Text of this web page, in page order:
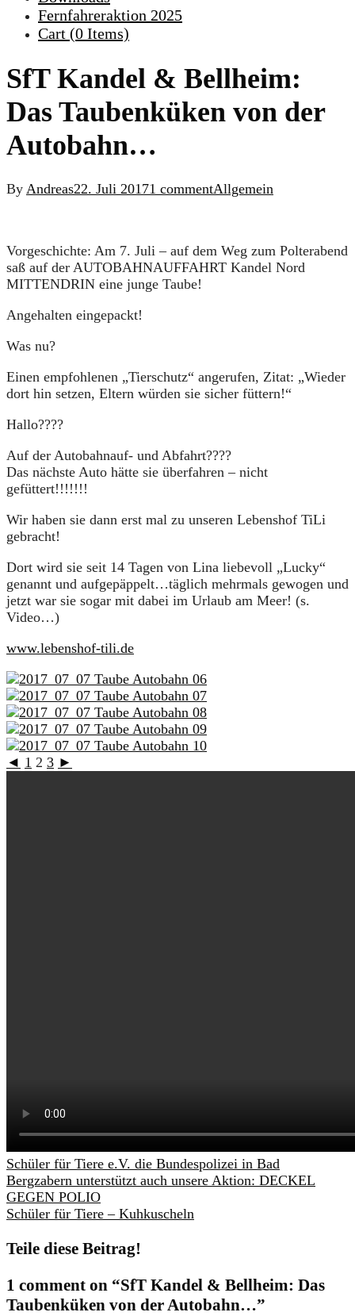
Fernfahreraktion 2025
Cart (0 Items)
SfT Kandel & Bellheim:
Das Taubenküken von der
Autobahn…
By Andreas22. Juli 20171 commentAllgemein
Vorgeschichte: Am 7. Juli – auf dem Weg zum Polterabend
saß auf der AUTOBAHNAUFFAHRT Kandel Nord
MITTENDRIN eine junge Taube!
Angehalten eingepackt!
Was nu?
Einen empfohlenen „Tierschutz“ angerufen, Zitat: „Wieder
dort hin setzen, Eltern würden sie sicher füttern!“
Hallo????
Auf der Autobahnauf- und Abfahrt????
Das nächste Auto hätte sie überfahren – nicht
gefüttert!!!!!!!
Wir haben sie dann erst mal zu unseren Lebenshof TiLi
gebracht!
Dort wird sie seit 14 Tagen von Lina liebevoll „Lucky“
genannt und aufgepäppelt…täglich mehrmals gewogen und
jetzt war sie sogar mit dabei im Urlaub am Meer! (s.
Video…)
www.lebenshof-tili.de
◄ 1 2 3 ►
Schüler für Tiere e.V. die Bundespolizei in Bad
Bergzabern unterstützt auch unsere Aktion: DECKEL
GEGEN POLIO
Schüler für Tiere – Kuhkuscheln
Teile diese Beitrag!
1 comment on “SfT Kandel & Bellheim: Das
Taubenküken von der Autobahn…”